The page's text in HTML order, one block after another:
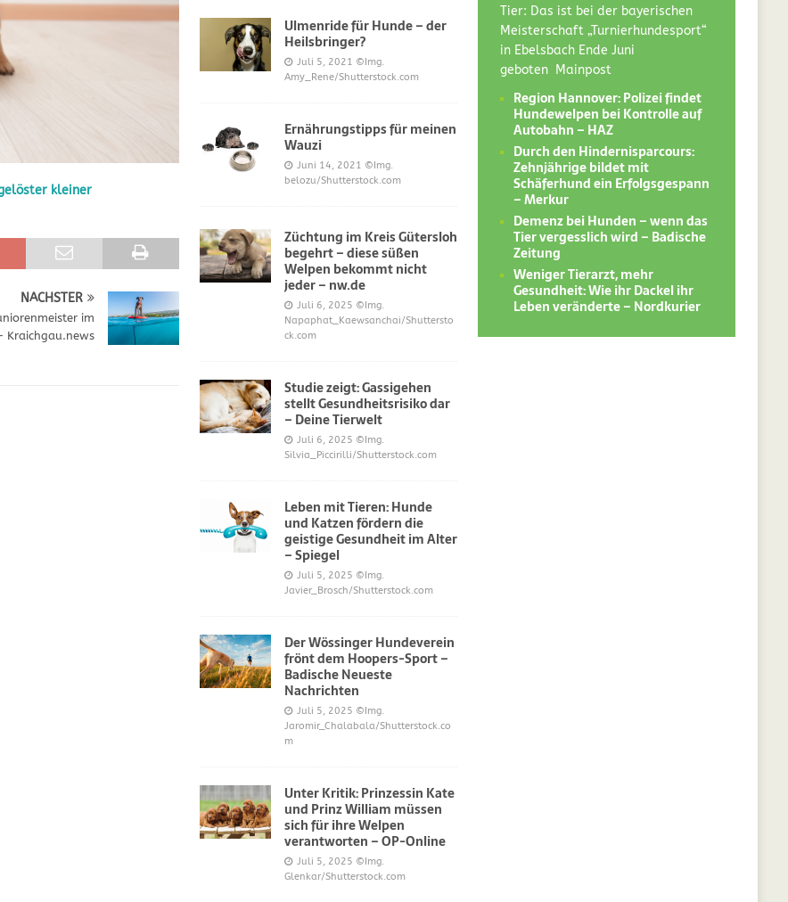
– diese süßen Welpen bekommt nicht jeder – nw.de
dar – Deine Tierwelt GESUNDHEIT
fördern die geistige Gesundheit im Alter – Spiegel
dem Hoopers-Sport – Badische Neueste Nachrichten SPORT
Prinz William müssen sich für ihre Welpen verantworten – OP-
oder Eierschalen? DIES UND DAS
kleiner
NÄCHSTER
im
Kraichgau.news
Ulmenride für Hunde – der
Heilsbringer?
Juli 5, 2021 ©Img.
Amy_Rene/Shutterstock.com
Ernährungstipps für meinen
Wauzi
Juni 14, 2021 ©Img.
belozu/Shutterstock.com
Züchtung im Kreis Gütersloh
begehrt – diese süßen
Welpen bekommt nicht
jeder – nw.de
Juli 6, 2025 ©Img.
Napaphat_Kaewsanchai/Shuttersto
ck.com
Studie zeigt: Gassigehen
stellt Gesundheitsrisiko dar
– Deine Tierwelt
Juli 6, 2025 ©Img.
Silvia_Piccirilli/Shutterstock.com
Leben mit Tieren: Hunde
und Katzen fördern die
geistige Gesundheit im Alter
– Spiegel
Juli 5, 2025 ©Img.
Javier_Brosch/Shutterstock.com
Der Wössinger Hundeverein
frönt dem Hoopers-Sport –
Badische Neueste
Nachrichten
Juli 5, 2025 ©Img.
Jaromir_Chalabala/Shutterstock.co
m
Unter Kritik: Prinzessin Kate
und Prinz William müssen
sich für ihre Welpen
verantworten – OP-Online
Juli 5, 2025 ©Img.
Glenkar/Shutterstock.com
Tier: Das ist bei der bayerischen
Meisterschaft „Turnierhundesport“
in Ebelsbach Ende Juni
geboten Mainpost
Region Hannover: Polizei findet
Hundewelpen bei Kontrolle auf
Autobahn – HAZ
Durch den Hindernisparcours:
Zehnjährige bildet mit
Schäferhund ein Erfolgsgespann
– Merkur
Demenz bei Hunden – wenn das
Tier vergesslich wird – Badische
Zeitung
Weniger Tierarzt, mehr
Gesundheit: Wie ihr Dackel ihr
Leben veränderte – Nordkurier